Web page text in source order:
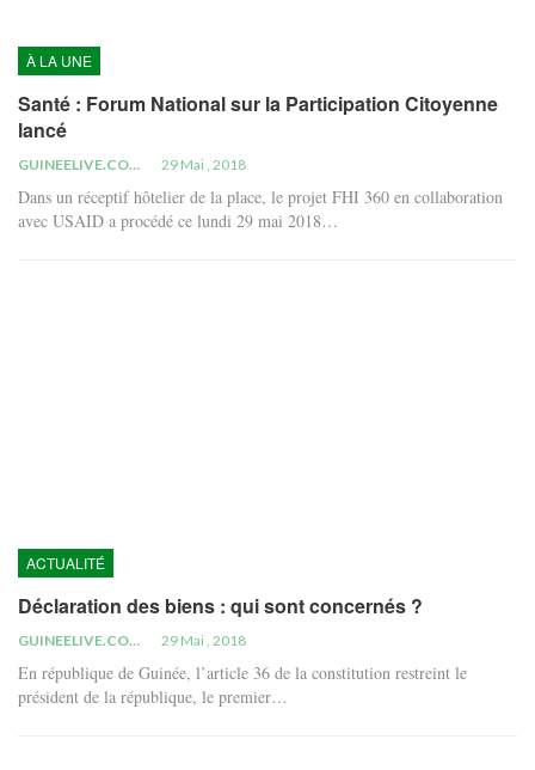
À LA UNE
Santé : Forum National sur la Participation Citoyenne
lancé
GUINEELIVE.COM 29 Mai , 2018
Dans un réceptif hôtelier de la place, le projet FHI 360 en collaboration
avec USAID a procédé ce lundi 29 mai 2018…
ACTUALITÉ
Déclaration des biens : qui sont concernés ?
GUINEELIVE.COM 29 Mai , 2018
En république de Guinée, l’article 36 de la constitution restreint le
président de la république, le premier…